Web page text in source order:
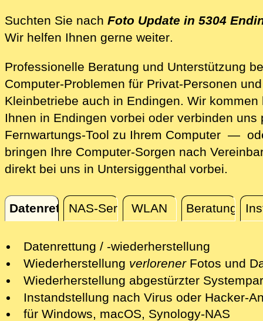
Dienstleistungen
Suchten Sie nach Foto Update in 5304
Wir helfen Ihnen gerne weiterdirekt vor Ort in
.
Professionelle Beratung und Unterstützung
Computer-Problemen für Privat-Personen und
Kleinbetriebe auch in Endingen. Wir kommen
Ihnen in Endingen vorbei oder verbinden uns
Fernwartungs-Tool zu Ihrem Computer —
bringen Ihre Computer-Sorgen nach
direkt bei uns in Untersiggenthal vorbei.
DatenrettungNAS-ServerWLAN Beratung
Datenrettung
Datenrettung / -wiederherstellung
Wir retten Ihre verlorenen Daten mit
professionellen Mitteln.
Nach einer ersten kostenfreien
Schadens unterbreiten wir Ihnen ein
Wiederherstellung verlorenerFotos und
Nach einer erfolgreichen Datenrettung
wir Ihre Fotos und andere Dateien auf
neuen Datenträger bereit.
Wiederherstellung abgestürzter
Wir retten Systempartitionen und
System wieder bootfähig - soweit
Instandstellung nach Virus oder Hacker-
Wir isolieren die Gefahren und
für Windows, macOS, Synology-NAS